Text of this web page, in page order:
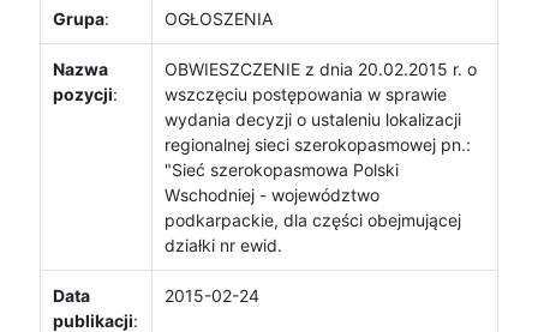
Grupa: OGŁOSZENIA
Nazwa
pozycji:
OBWIESZCZENIE z dnia 20.02.2015 r. o
wszczęciu postępowania w sprawie
wydania decyzji o ustaleniu lokalizacji
regionalnej sieci szerokopasmowej pn.:
"Sieć szerokopasmowa Polski
Wschodniej - województwo
podkarpackie, dla części obejmującej
działki nr ewid.
Data
publikacji:
2015-02-24